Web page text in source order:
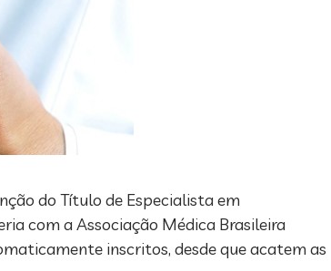
do Título de Especialista em
com a Associação Médica Brasileira
inscritos, desde que acatem as